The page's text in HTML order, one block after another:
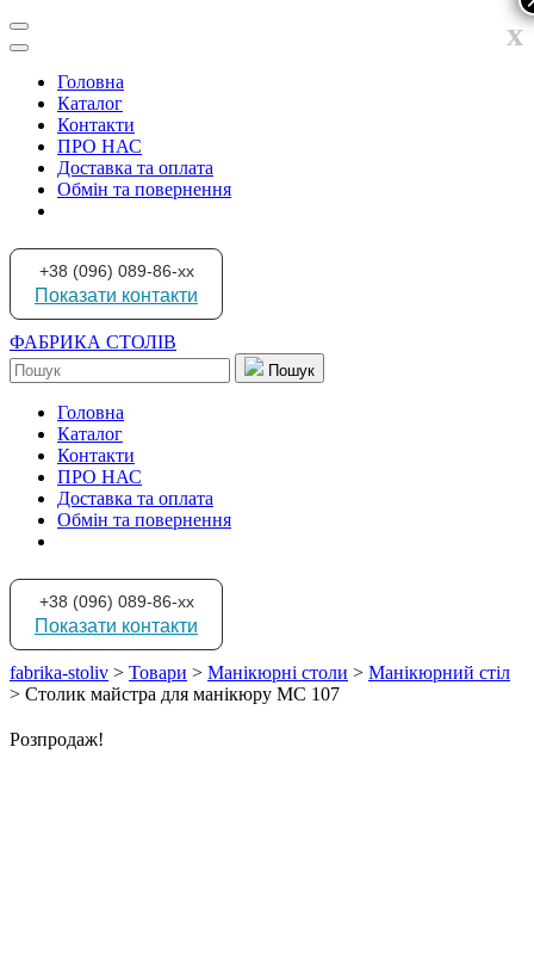
Головна
Каталог
Контакти
ПРО НАС
Доставка та оплата
Обмін та повернення
+38 (096) 089-86-xx
Показати контакти
ФАБРИКА СТОЛІВ
Пошук
Головна
Каталог
Контакти
ПРО НАС
Доставка та оплата
Обмін та повернення
+38 (096) 089-86-xx
Показати контакти
fabrika-stoliv > Товари > Манікюрні столи > Манікюрний стіл
> Столик майстра для манікюру МС 107
Розпродаж!
x